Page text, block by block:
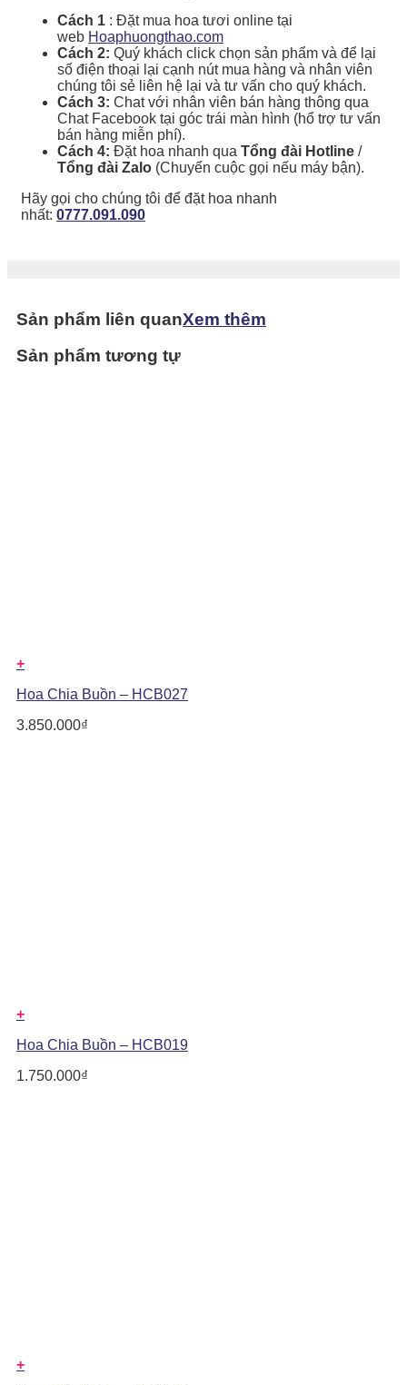
Cách 1 : Đặt mua hoa tươi online tại
web Hoaphuongthao.com
Cách 2: Quý khách click chọn sản phẩm và để lại
số điện thoại lại cạnh nút mua hàng và nhân viên
chúng tôi sẻ liên hệ lại và tư vấn cho quý khách.
Cách 3: Chat với nhân viên bán hàng thông qua
Chat Facebook tại góc trái màn hình (hổ trợ tư vấn
bán hàng miễn phí).
Cách 4: Đặt hoa nhanh qua Tổng đài Hotline /
Tổng đài Zalo (Chuyển cuộc gọi nếu máy bận).
Hãy gọi cho chúng tôi để đặt hoa nhanh
nhất: 0777.091.090
Sản phẩm liên quanXem thêm
Sản phẩm tương tự
+
Hoa Chia Buồn – HCB027
3.850.000₫
+
Hoa Chia Buồn – HCB019
1.750.000₫
+